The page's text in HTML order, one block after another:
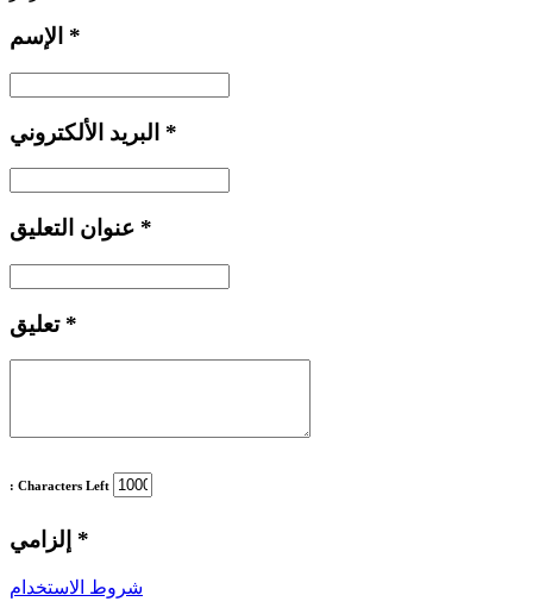
*
*
*
تعليق *
: Characters Left
*
شروط الاستخدام